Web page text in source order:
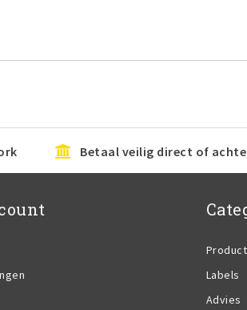
Betaal veilig direct of
Labels
Advies